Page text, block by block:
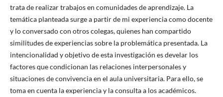
trata de realizar trabajos en comunidades de aprendizaje. La
temática planteada surge a partir de mi experiencia como docente
y lo conversado con otros colegas, quienes han compartido
similitudes de experiencias sobre la problemática presentada. La
intencionalidad y objetivo de esta investigación es develar los
factores que condicionan las relaciones interpersonales y
situaciones de convivencia en el aula universitaria. Para ello, se
toma en cuenta la experiencia y la consulta a los académicos.